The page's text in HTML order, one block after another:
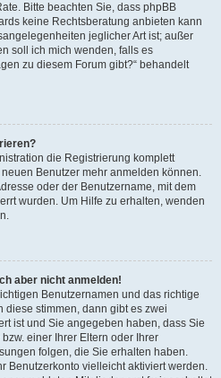
Bitte beachten Sie, dass phpBB
keine Rechtsberatung anbieten kann
jeglicher Art ist; außer
soll ich mich wenden, falls es
zu diesem Forum gibt?“ behandelt
die Registrierung komplett
Benutzer mehr anmelden können.
oder der Benutzername, mit dem
wurden. Um Hilfe zu erhalten, wenden
aber nicht anmelden!
Benutzernamen und das richtige
diese stimmen, dann gibt es zwei
ist und Sie angegeben haben, dass Sie
einer Ihrer Eltern oder Ihrer
folgen, die Sie erhalten haben.
Benutzerkonto vielleicht aktiviert werden.